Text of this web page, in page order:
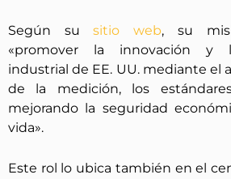
Según susitio web, su
«promover la innovación y
industrial de EE. UU. mediante el
de la medición, los
mejorando la seguridad
vida».
Este rol lo ubica también en el